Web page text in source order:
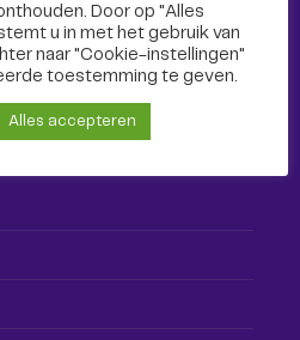
Door op "Alles
u in met het gebruik van
naar "Cookie-instellingen"
toestemming te geven.
Alles accepteren